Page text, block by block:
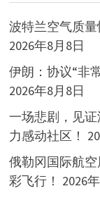
波特兰空气质
2026年8月8日
伊朗：协议“非
2026年8月8日
一场悲剧，见
力感动社区！
俄勒冈国际航
彩飞行！ 2026